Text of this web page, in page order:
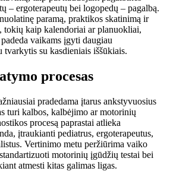
– ergoterapeutų bei logopedų – pagalbą.
paramą, praktikos skatinimą ir
tokių kaip kalendoriai ar planuokliai,
vaikams įgyti daugiau
tvarkytis su kasdieniais iššūkiais.
procesas
pradedama įtarus ankstyvuosius
turi kalbos, kalbėjimo ar motorinių
procesą paprastai atlieka
įtraukianti pediatrus, ergoterapeutus,
Vertinimo metu peržiūrima vaiko
motorinių įgūdžių testai bei
atmesti kitas galimas ligas.